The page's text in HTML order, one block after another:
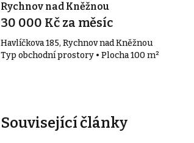
Rychnov nad Kněžnou
30 000 Kč za měsíc
Havlíčkova 185, Rychnov nad Kněžnou
Typ obchodní prostory • Plocha 100 m²
Související články